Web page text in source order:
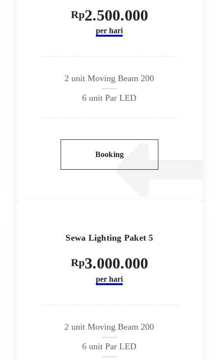
Rp2.500.000
per hari
2 unit Moving Beam 200
6 unit Par LED
Booking
Sewa Lighting Paket 5
Rp3.000.000
per hari
2 unit Moving Beam 200
6 unit Par LED